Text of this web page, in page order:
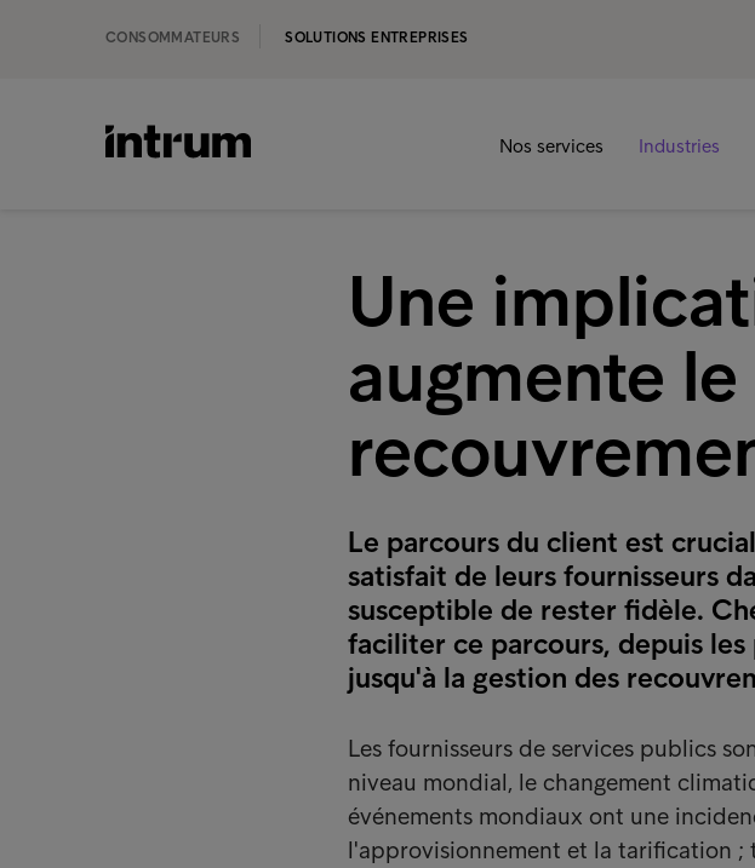
CONSOMMATEURS SOLUTIONS ENTREPRISES
Nos services Industries
Une
augmente
Le parcours du client est
satisfait de leurs fournisseurs
susceptible de rester fidèle.
faciliter ce parcours, depuis
jusqu'à la gestion des
Les fournisseurs de services publics
niveau mondial, le changement
événements mondiaux ont une
l'approvisionnement et la tarification ;